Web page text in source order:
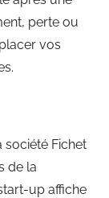
perte ou
vos
société Fichet
de la
up affiche